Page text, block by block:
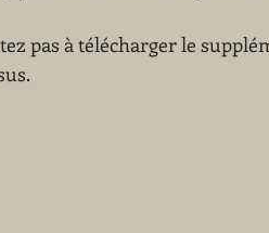
pas à télécharger le